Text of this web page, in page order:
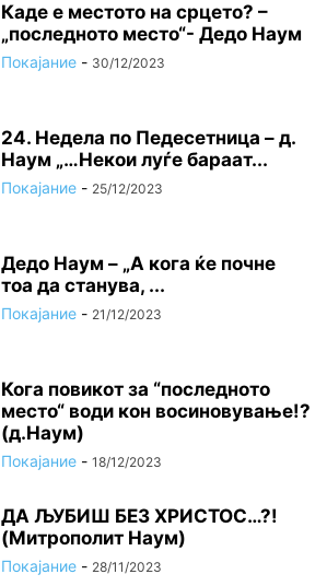
Каде е местото на срцето? –
„последното место“- Дедо Наум
Покајание - 30/12/2023
24. Недела по Педесетница – д.
Наум „…Некои луѓе бараат...
Покајание - 25/12/2023
Дедо Наум – „А кога ќе почне
тоа да станува, ...
Покајание - 21/12/2023
Кога повикот за “последното
место“ води кон восиновување!?
(д.Наум)
Покајание - 18/12/2023
ДА ЉУБИШ БЕЗ ХРИСТОС…?!
(Митрополит Наум)
Покајание - 28/11/2023